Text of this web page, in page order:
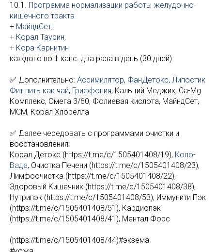
10.1. Программа нормализации работы желудочно-
кишечного тракта
+ МайндСет,
+ Корал Таурин,
+ Кора Карнитин
каждого по 1 капс. два раза в день (30 дней)
✅ Дополнительно: Ассимилятор, ФанДетокс, Липостик
Фит пить как чай, Гриффония, Кальций Меджик, Ca-Mg
Комплекс, Омега 3/60, Фолиевая кислота, МайндСет,
МСМ, Корал Хлорелла
✅ Далее чередовать с программами очистки и
восстановления:
Корал Детокс (https://t.me/c/1505401408/19), Коло-
Вада, Очистка Печени (https://t.me/c/1505401408/23),
Лимфоочистка (https://t.me/c/1505401408/22),
Здоровый Кишечник (https://t.me/c/1505401408/38),
Нутрипэк (https://t.me/c/1505401408/53), Иммунити Пэк
(https://t.me/c/1505401408/51), Кардиопэк
(https://t.me/c/1505401408/41), Ментал Форс
(https://t.me/c/1505401408/44)#экзема